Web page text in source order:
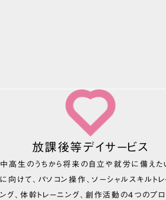
放課後等デイサービス
中高生のうちから将来の自立や就労に備えた
に向けて、パソコン操作、ソーシャルスキルトレ
ング、体幹トレーニング、創作活動の4つのプロ